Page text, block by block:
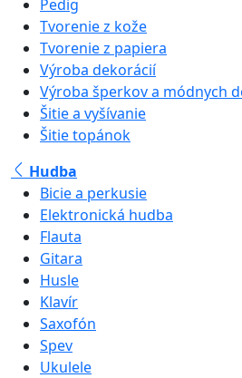
Pedig
Tvorenie z kože
Tvorenie z papiera
Výroba dekorácií
Výroba šperkov a módnych
Šitie a vyšívanie
Šitie topánok
Hudba
Bicie a perkusie
Elektronická hudba
Flauta
Gitara
Husle
Klavír
Saxofón
Spev
Ukulele